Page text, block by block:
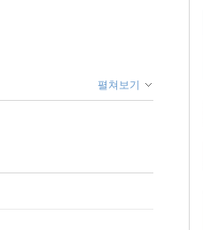
펼쳐보기